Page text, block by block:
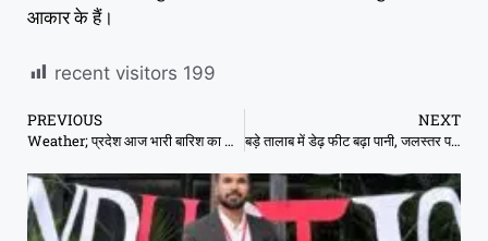
आकार के हैं।
recent visitors 199
PREVIOUS
Weather; प्रदेश आज भारी बारिश का अलर्ट, IMD के ताजा अपडेट
NEXT
बड़े तालाब में डेढ़ फीट बढ़ा पानी, जलस्तर पहुंचा 1659 पर